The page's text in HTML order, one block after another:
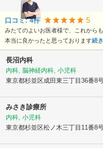
口コミ:4件 5
みたてのよいお医者様で、これから
本当に良かったと思っております続
長沼内科
内科, 脳神経内科, 小児科
東京都杉並区成田東三丁目36番8
みさき診療所
内科, 小児科
東京都杉並区松ノ木三丁目11番8